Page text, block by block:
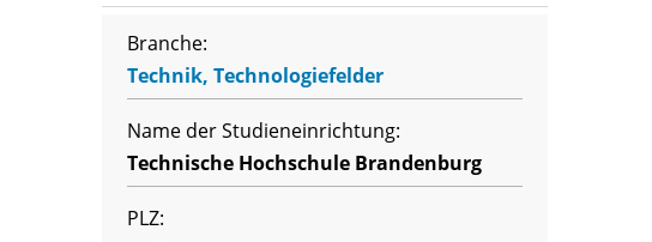
Branche:
Technik, Technologiefelder
Name der Studieneinrichtung:
Technische Hochschule Brandenburg
PLZ: